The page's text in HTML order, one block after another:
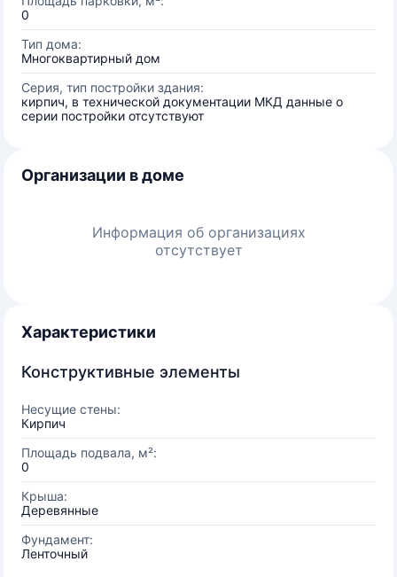
0
Тип дома:
Многоквартирный дом
Серия, тип постройки здания:
кирпич, в технической документации МКД данные о
серии постройки отсутствуют
Организации в доме
Информация об организациях
отсутствует
Характеристики
Конструктивные элементы
Несущие стены:
Кирпич
Площадь подвала, м²:
0
Крыша:
Деревянные
Фундамент:
Ленточный